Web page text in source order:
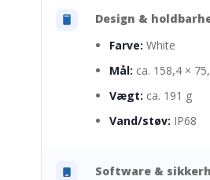
Design &
Farve: White
Mål: ca. 158,4 ×
Vægt: ca. 191 g
Vand/støv: IP68
Software &